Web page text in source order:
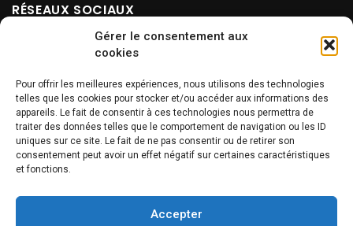
Gérer le consentement aux
cookies
Pour offrir les meilleures expériences, nous utilisons des technologies
telles que les cookies pour stocker et/ou accéder aux informations des
appareils. Le fait de consentir à ces technologies nous permettra de
traiter des données telles que le comportement de navigation ou les ID
uniques sur ce site. Le fait de ne pas consentir ou de retirer son
consentement peut avoir un effet négatif sur certaines caractéristiques
et fonctions.
Accepter
RÉSEAUX SOCIAUX
NEWSLETTER